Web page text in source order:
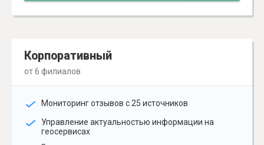
Корпоративный
от 6 филиалов
Мониторинг отзывов с 25 источников
Управление актуальностью информации на
геосервисах